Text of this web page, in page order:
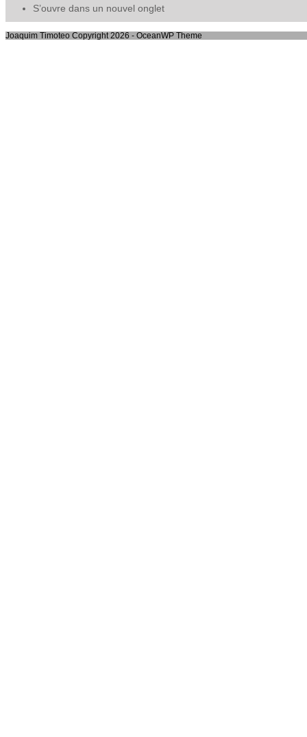
S’ouvre dans un nouvel onglet
Joaquim Timoteo Copyright 2026 - OceanWP Theme